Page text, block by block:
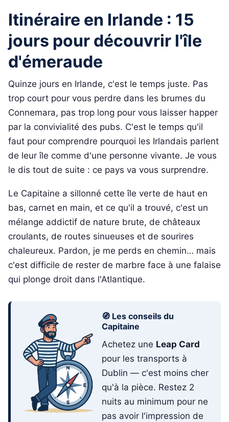
Itinéraire en Irlande : 15
jours pour découvrir l'île
d'émeraude
Quinze jours en Irlande, c'est le temps juste. Pas
trop court pour vous perdre dans les brumes du
Connemara, pas trop long pour vous laisser happer
par la convivialité des pubs. C'est le temps qu'il
faut pour comprendre pourquoi les Irlandais parlent
de leur île comme d'une personne vivante. Je vous
le dis tout de suite : ce pays va vous surprendre.
Le Capitaine a sillonné cette île verte de haut en
bas, carnet en main, et ce qu'il a trouvé, c'est un
mélange addictif de nature brute, de châteaux
croulants, de routes sinueuses et de sourires
chaleureux. Pardon, je me perds en chemin… mais
c'est difficile de rester de marbre face à une falaise
qui plonge droit dans l'Atlantique.
🧭 Les conseils du
Capitaine
Achetez une Leap Card
pour les transports à
Dublin — c'est moins cher
qu'à la pièce. Restez 2
nuits au minimum pour ne
pas avoir l'impression de